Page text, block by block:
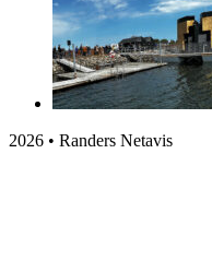
2026 • Randers Netavis